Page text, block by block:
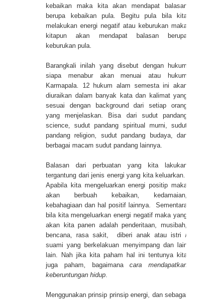
kebaikan maka kita akan mendapat balasan
berupa kebaikan pula. Begitu pula bila kita
melakukan energi negatif atau keburukan maka
kitapun akan mendapat balasan berupa
keburukan pula.
Barangkali inilah yang disebut dengan hukum
siapa menabur akan menuai atau hukum
Karmapala. 12 hukum alam semesta ini akan
diuraikan dalam banyak kata dan kalimat yang
sesuai dengan background dari setiap orang
yang menjelaskan. Bisa dari sudut pandang
science, sudut pandang spiritual murni, sudut
pandang religion, sudut pandang budaya, dan
berbagai macam sudut pandang lainnya.
Balasan dari perbuatan yang kita lakukan
tergantung dari jenis energi yang kita keluarkan.
Apabila kita mengeluarkan energi positip maka
akan berbuah kebaikan, kedamaian,
kebahagiaan dan hal positif lainnya. Sementara
bila kita mengeluarkan energi negatif maka yang
akan kita panen adalah penderitaan, musibah,
bencana, rasa sakit, diberi anak atau istri /
suami yang berkelakuan menyimpang dan lain
lain. Nah jika kita paham hal ini tentunya kita
juga paham, bagaimanacara mendapatkan
keberuntungan hidup
Menggunakan prinsip prinsip energi, dan sebagai